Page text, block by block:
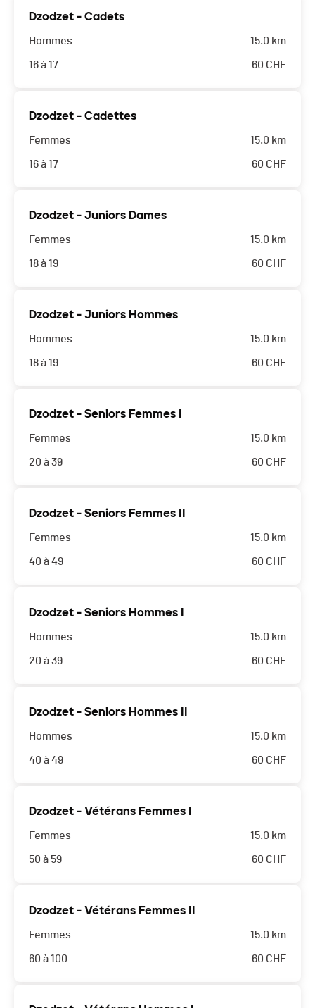
Dzodzet - Cadets
Hommes
16 à 17
15.0 km
60 CHF
Dzodzet - Cadettes
Femmes
16 à 17
15.0 km
60 CHF
Dzodzet - Juniors Dames
Femmes
18 à 19
15.0 km
60 CHF
Dzodzet - Juniors Hommes
Hommes
18 à 19
15.0 km
60 CHF
Dzodzet - Seniors Femmes I
Femmes
20 à 39
15.0 km
60 CHF
Dzodzet - Seniors Femmes II
Femmes
40 à 49
15.0 km
60 CHF
Dzodzet - Seniors Hommes I
Hommes
20 à 39
15.0 km
60 CHF
Dzodzet - Seniors Hommes II
Hommes
40 à 49
15.0 km
60 CHF
Dzodzet - Vétérans Femmes I
Femmes
50 à 59
15.0 km
60 CHF
Dzodzet - Vétérans Femmes II
Femmes
60 à 100
15.0 km
60 CHF